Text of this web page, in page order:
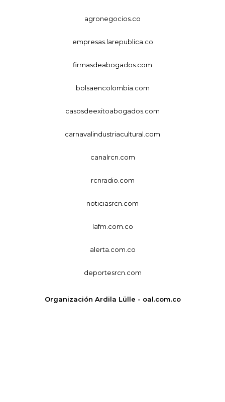
agronegocios.co
empresas.larepublica.co
firmasdeabogados.com
bolsaencolombia.com
casosdeexitoabogados.com
carnavalindustriacultural.com
canalrcn.com
rcnradio.com
noticiasrcn.com
lafm.com.co
alerta.com.co
deportesrcn.com
Organización Ardila Lülle - oal.com.co